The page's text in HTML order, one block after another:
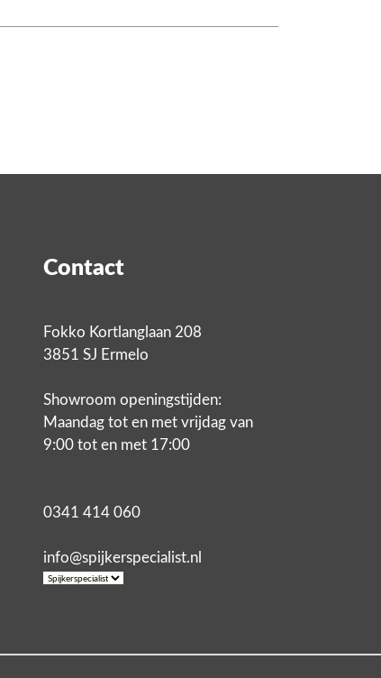
Contact
Fokko Kortlanglaan 208
3851 SJ Ermelo
Showroom openingstijden:
Maandag tot en met vrijdag van
9:00 tot en met 17:00
0341 414 060
info@spijkerspecialist.nl